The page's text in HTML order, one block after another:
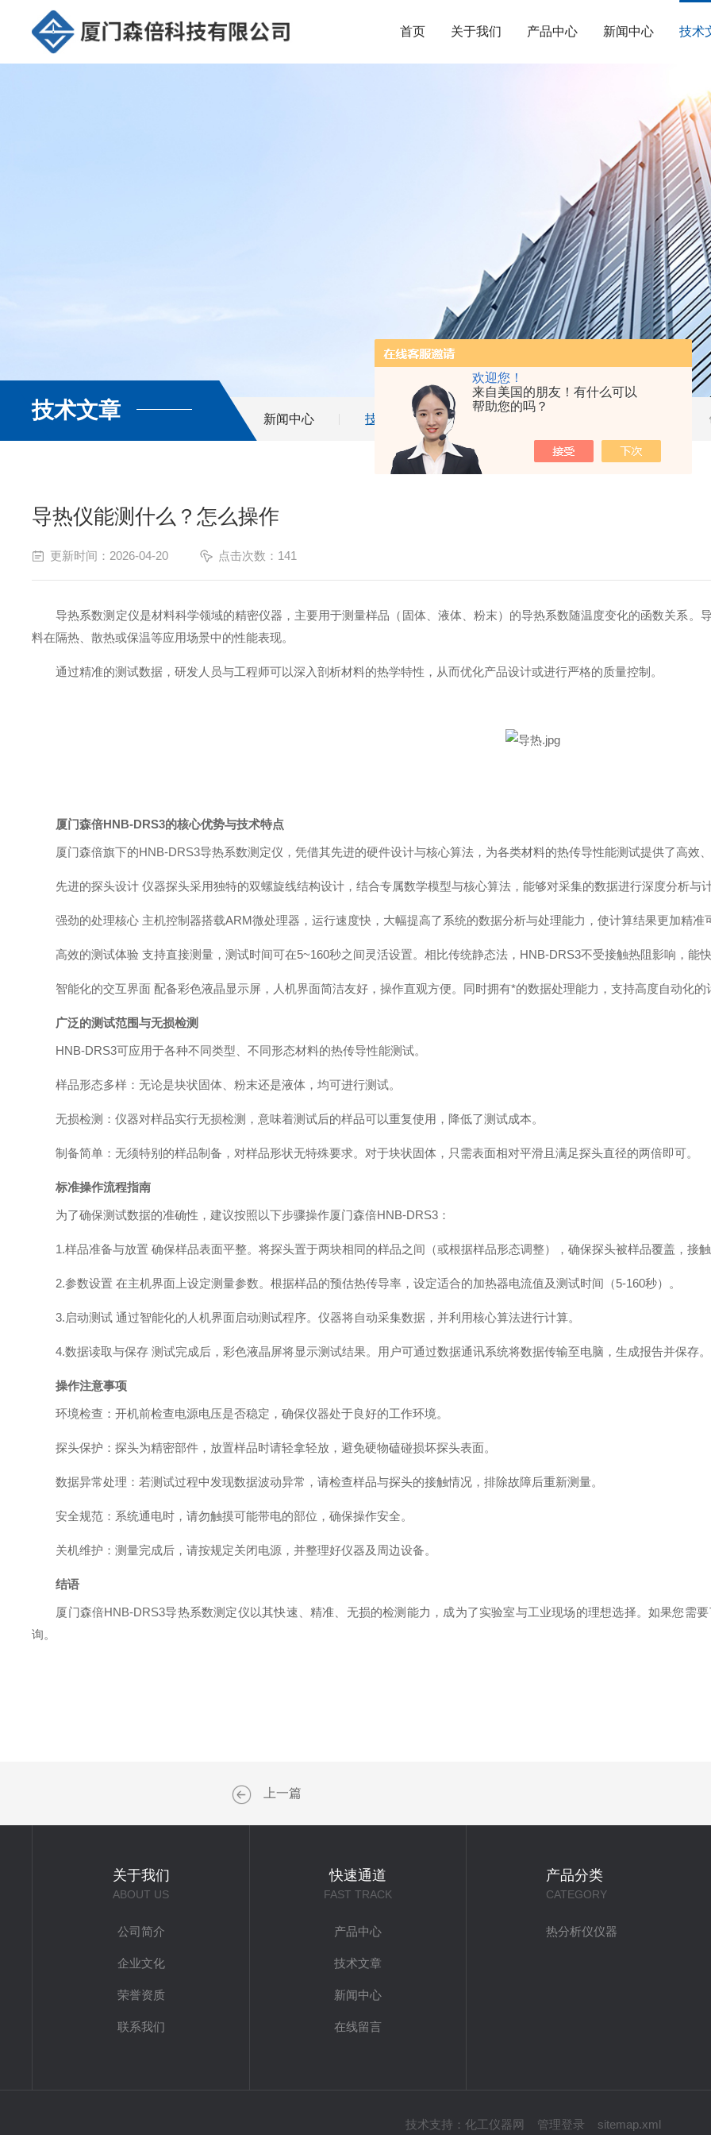
欢迎您！
来自美国的朋友！有什么可以
帮助您的吗？
首页 关于我们 产品中心 新闻中心 技术
技术文章 新闻中心 技术文章
导热仪能测什么？怎么操作
更新时间：2026-04-20 点击次数：141
导热系数测定仪是材料科学领域的精密仪器，主要用于测量样品（固体、液体、粉末）的导热系数随温度变化的函数关系。
料在隔热、散热或保温等应用场景中的性能表现。
通过精准的测试数据，研发人员与工程师可以深入剖析材料的热学特性，从而优化产品设计或进行严格的质量控制。
厦门森倍HNB-DRS3的核心优势与技术特点
厦门森倍旗下的HNB-DRS3导热系数测定仪，凭借其先进的硬件设计与核心算法，为各类材料的热传导性能测试提供了高效、
先进的探头设计 仪器探头采用独特的双螺旋线结构设计，结合专属数学模型与核心算法，能够对采集的数据进行深度分析与
强劲的处理核心 主机控制器搭载ARM微处理器，运行速度快，大幅提高了系统的数据分析与处理能力，使计算结果更加精准
高效的测试体验 支持直接测量，测试时间可在5~160秒之间灵活设置。相比传统静态法，HNB-DRS3不受接触热阻影响，能
智能化的交互界面 配备彩色液晶显示屏，人机界面简洁友好，操作直观方便。同时拥有*的数据处理能力，支持高度自动化的
广泛的测试范围与无损检测
HNB-DRS3可应用于各种不同类型、不同形态材料的热传导性能测试。
样品形态多样：无论是块状固体、粉末还是液体，均可进行测试。
无损检测：仪器对样品实行无损检测，意味着测试后的样品可以重复使用，降低了测试成本。
制备简单：无须特别的样品制备，对样品形状无特殊要求。对于块状固体，只需表面相对平滑且满足探头直径的两倍即可。
标准操作流程指南
为了确保测试数据的准确性，建议按照以下步骤操作厦门森倍HNB-DRS3：
1.样品准备与放置 确保样品表面平整。将探头置于两块相同的样品之间（或根据样品形态调整），确保探头被样品覆盖，接触
2.参数设置 在主机界面上设定测量参数。根据样品的预估热传导率，设定适合的加热器电流值及测试时间（5-160秒）。
3.启动测试 通过智能化的人机界面启动测试程序。仪器将自动采集数据，并利用核心算法进行计算。
4.数据读取与保存 测试完成后，彩色液晶屏将显示测试结果。用户可通过数据通讯系统将数据传输至电脑，生成报告并保存。
操作注意事项
环境检查：开机前检查电源电压是否稳定，确保仪器处于良好的工作环境。
探头保护：探头为精密部件，放置样品时请轻拿轻放，避免硬物磕碰损坏探头表面。
数据异常处理：若测试过程中发现数据波动异常，请检查样品与探头的接触情况，排除故障后重新测量。
安全规范：系统通电时，请勿触摸可能带电的部位，确保操作安全。
关机维护：测量完成后，请按规定关闭电源，并整理好仪器及周边设备。
结语
厦门森倍HNB-DRS3导热系数测定仪以其快速、精准、无损的检测能力，成为了实验室与工业现场的理想选择。如果您需
询。
上一篇
关于我们
ABOUT US
公司简介
企业文化
荣誉资质
联系我们
快速通道
FAST TRACK
产品中心
技术文章
新闻中心
在线留言
产品分类
CATEGORY
热分析仪仪器
技术支持： 化工仪器网 管理登录 sitemap.xml